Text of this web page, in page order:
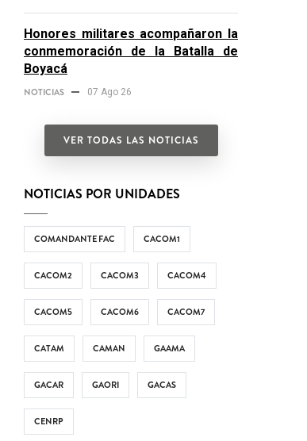
Honores militares acompañaron la
conmemoración de la Batalla de
Boyacá
NOTICIAS 07 Ago 26
VER TODAS LAS NOTICIAS
NOTICIAS POR UNIDADES
COMANDANTE FAC CACOM1
CACOM2 CACOM3 CACOM4
CACOM5 CACOM6 CACOM7
CATAM CAMAN GAAMA
GACAR GAORI GACAS
CENRP